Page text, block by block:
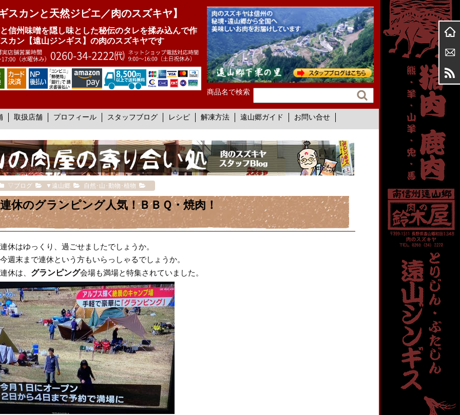
スカンと天然ジビエ／肉のスズキヤ】
信州味噌を隠し味とした秘伝のタレを揉み込んで作
カン【遠山ジンギス】の肉のスズキヤです
商品名で検索
取扱店舗 プロフィール スタッフブログ レシピ 解凍方法 遠山郷ガイド お問い合せ
▽ブログ ▼遠山郷 自然･山･動物･植物
連休のグランピング人気！ＢＢＱ・焼肉！
休はゆっくり、過ごせましたでしょうか。
週末まで連休という方もいらっしゃるでしょうか。
休は、 グランピング会場も満場と特集されていました。